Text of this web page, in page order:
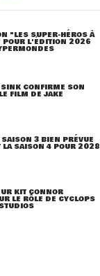
"LES SUPER-HÉROS À
POUR L'ÉDITION 2026
CONFIRME SON
FILM DE JAKE
3 BIEN PRÉVUE
LA SAISON 4 POUR 2028
KIT CONNOR
LE RÔLE DE CYCLOPS